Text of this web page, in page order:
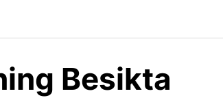
Besikta